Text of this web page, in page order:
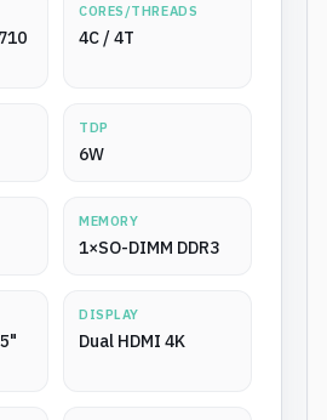
CORES/THREADS
4C / 4T
TDP
6W
MEMORY
1×SO-DIMM DDR3
DISPLAY
Dual HDMI 4K